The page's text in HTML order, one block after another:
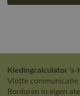
Kledingcalculator 's-
Vlotte communicatie
Borduren in eigen